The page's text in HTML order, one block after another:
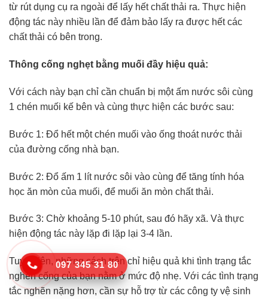
từ rút dụng cụ ra ngoài để lấy hết chất thải ra. Thực hiện
động tác này nhiều lần để đảm bảo lấy ra được hết các
chất thải có bên trong.
Thông cống nghẹt bằng muối đầy hiệu quả:
Với cách này bạn chỉ cần chuẩn bị một ấm nước sôi cùng
1 chén muối kế bên và cùng thực hiện các bước sau:
Bước 1: Đổ hết một chén muối vào ống thoát nước thải
của đường cống nhà bạn.
Bước 2: Đổ ấm 1 lít nước sôi vào cùng để tăng tính hóa
học ăn mòn của muối, để muối ăn mòn chất thải.
Bước 3: Chờ khoảng 5-10 phút, sau đó hãy xã. Và thực
hiện động tác này lặp đi lặp lại 3-4 lần.
Tuy nhiên, những cách trên chỉ hiệu quả khi tình trạng tắc
nghẽn cống của bạn nằm ở mức độ nhẹ. Với các tình trạng
tắc nghẽn nặng hơn, cần sự hỗ trợ từ các công ty vệ sinh
097 345 31 80